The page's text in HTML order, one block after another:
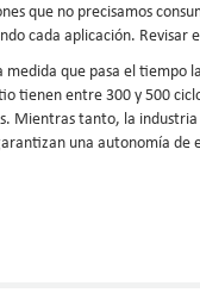
que no precisamos
cada aplicación.
medida que pasa el
tienen entre 300 y 500
Mientras tanto, la
una autonomía